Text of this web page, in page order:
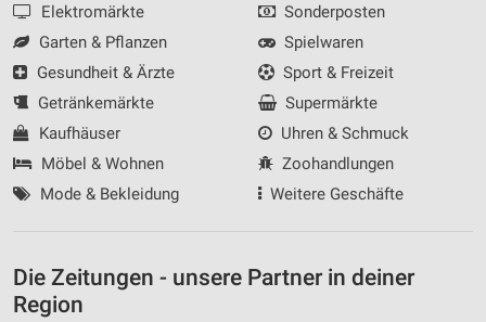
Elektromärkte
Garten & Pflanzen
Gesundheit & Ärzte
Getränkemärkte
Kaufhäuser
Möbel & Wohnen
Mode & Bekleidung
Sonderposten
Spielwaren
Sport & Freizeit
Supermärkte
Uhren & Schmuck
Zoohandlungen
Weitere Geschäfte
Die Zeitungen - unsere Partner in deiner
Region